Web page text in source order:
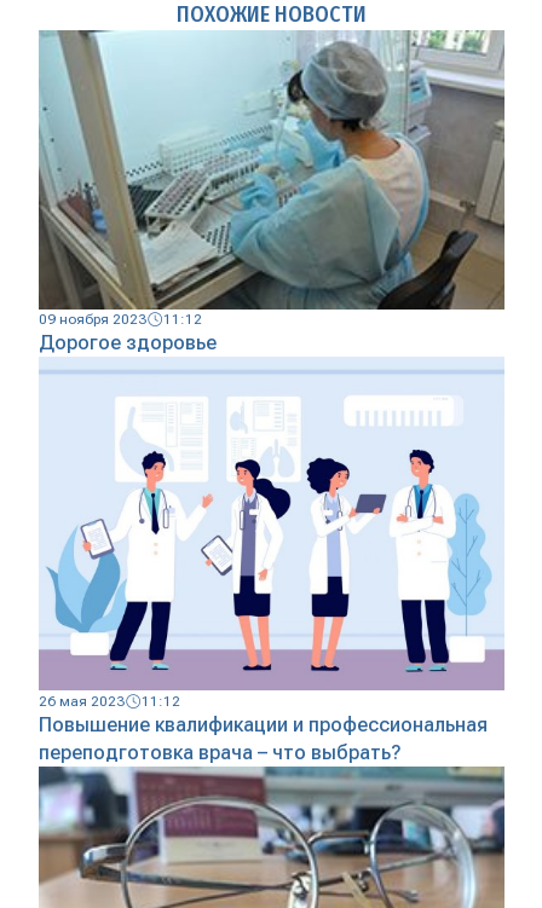
ПОХОЖИЕ НОВОСТИ
09 ноября 2023 11:12
Дорогое здоровье
26 мая 2023 11:12
Повышение квалификации и профессиональная
переподготовка врача – что выбрать?